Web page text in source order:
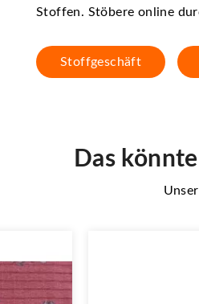
Stoffen. Stöbere online
Stoffgeschäft
Das